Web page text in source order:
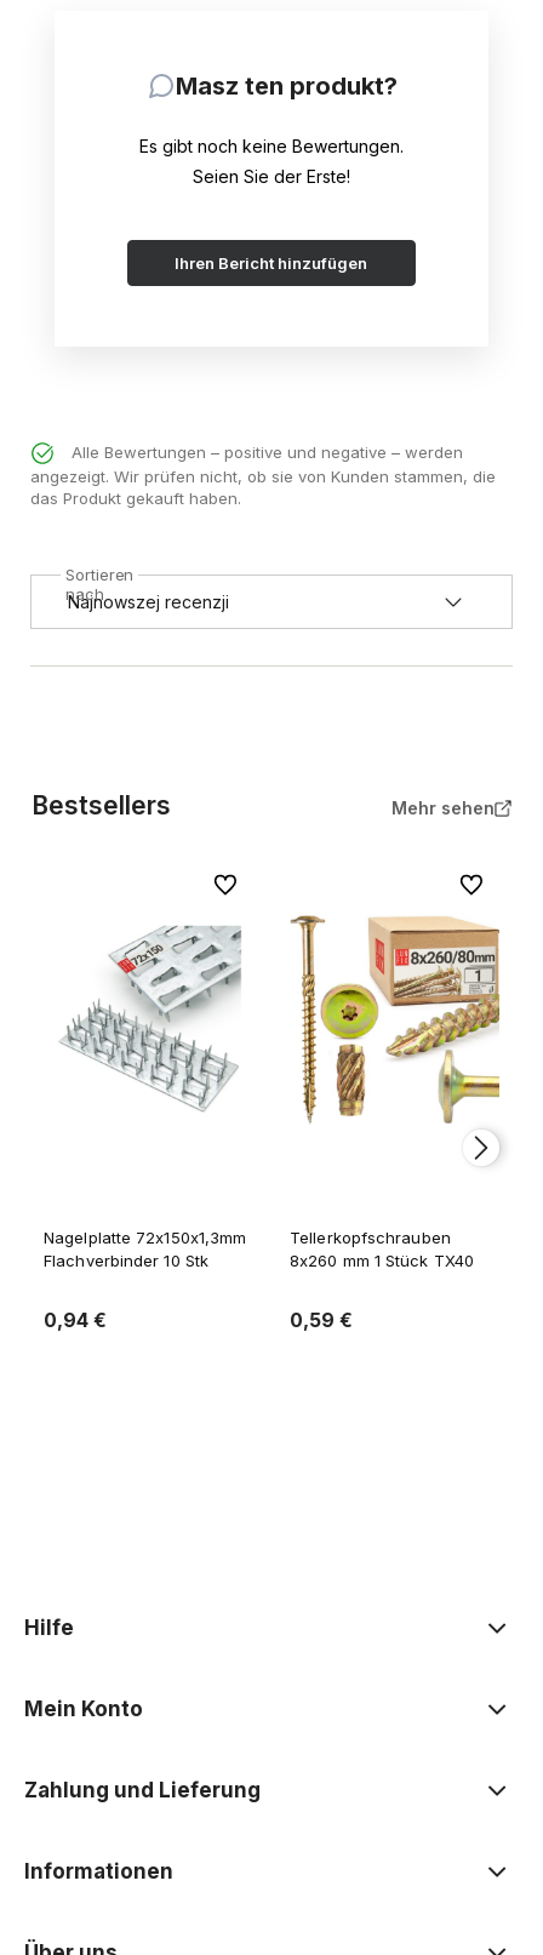
Masz ten produkt?
Es gibt noch keine Bewertungen.
Seien Sie der Erste!
Ihren Bericht hinzufügen
Alle Bewertungen – positive und negative – werden
angezeigt. Wir prüfen nicht, ob sie von Kunden stammen, die
das Produkt gekauft haben.
Sortieren
nach
Bestsellers Mehr sehen
Nagelplatte 72x150x1,3mm
Flachverbinder 10 Stk
0,94 €
Zu Favoriten
Tellerkopfschrauben
8x260 mm 1 Stück TX40
0,59 €
Zu
Hilfe
Mein Konto
Zahlung und Lieferung
Informationen